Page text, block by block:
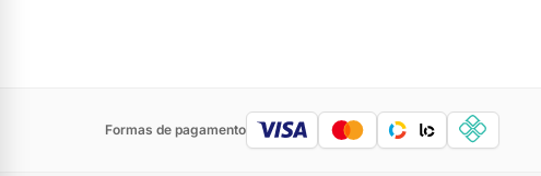
Formas de pagamento